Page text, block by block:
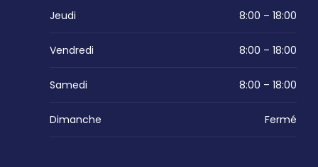
Jeudi 8:00 – 18:00
Vendredi 8:00 – 18:00
Samedi 8:00 – 18:00
Dimanche Fermé